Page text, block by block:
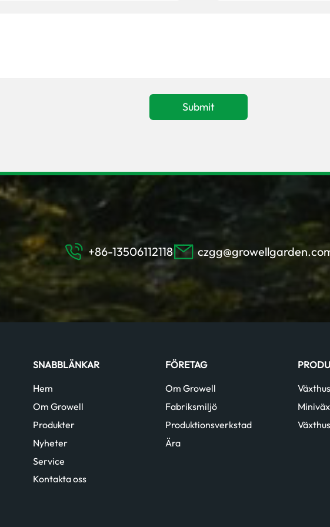
+86-13506112118
FÖRETAG
Om Growell
Fabriksmiljö
Produktionsverkstad
Ära
Växthus
SNABBLÄNKAR
Hem
Om Growell
Produkter
Nyheter
Service
Kontakta oss